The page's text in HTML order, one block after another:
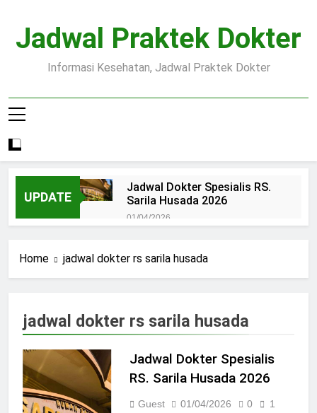
content
Jadwal Praktek Dokter
Informasi Kesehatan, Jadwal Praktek Dokter
UPDATE
Jadwal Dokter Spesialis RS.
Sarila Husada 2026
01/04/2026
15/07/2025
Pendaftaran Pasien BPJS
Jadwal Dokter RS PKU Solo:
15/07/2025
Jadwal Praktek Dokter RS
Maguan Husada Wonogiri
15/07/2025
Home jadwal dokter rs sarila husada
jadwal dokter rs sarila husada
Jadwal Dokter Spesialis
RS. Sarila Husada 2026
Guest 01/04/2026 0
1